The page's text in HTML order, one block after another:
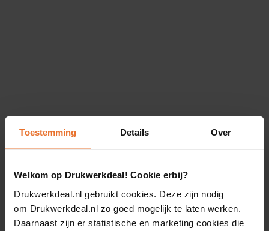
Toestemming Details Over
Welkom op Drukwerkdeal! Cookie erbij?
Drukwerkdeal.nl gebruikt cookies. Deze zijn nodig
om Drukwerkdeal.nl zo goed mogelijk te laten werken.
Daarnaast zijn er statistische en marketing cookies die